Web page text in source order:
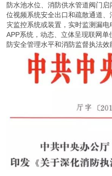
防水池水位、消防供水管道阀门
位视频系统安全出口和疏散通道
灾监控系统或装置，实时监测漏
APP系统，动态、立体呈现联网
防安全管理水平和消防监督执法效